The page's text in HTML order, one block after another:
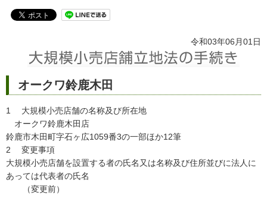
令和03年06月01日
オークワ鈴鹿木田
1 大規模小売店舗の名称及び所在地
オークワ鈴鹿木田店
鈴鹿市木田町字石ヶ広1059番3の一部ほか12筆
2 変更事項
大規模小売店舗を設置する者の氏名又は名称及び住所並びに法人に
あっては代表者の氏名
（変更前）